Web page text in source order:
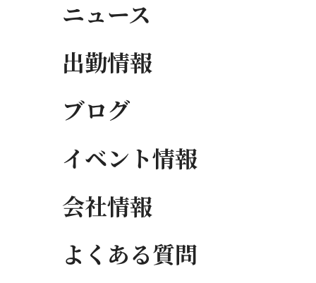
ニュース
出勤情報
ブログ
イベント情報
会社情報
よくある質問